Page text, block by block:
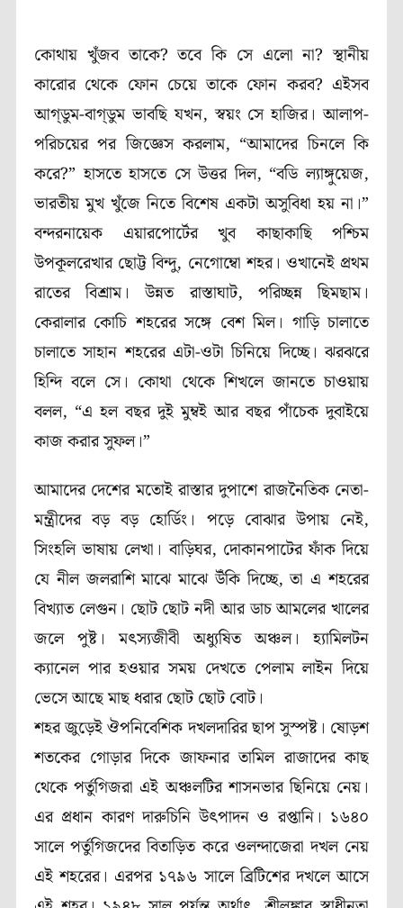
কোথায় খুঁজব তাকে? তবে কি সে এলো না? স্থানীয়
কারোর থেকে ফোন চেয়ে তাকে ফোন করব? এইসব
আগ্‌ডুম-বাগ্‌ডুম ভাবছি যখন, স্বয়ং সে হাজির। আলাপ-
পরিচয়ের পর জিজ্ঞেস করলাম, “আমাদের চিনলে কি
করে?” হাসতে হাসতে সে উত্তর দিল, “বডি ল্যাঙ্গুয়েজ,
ভারতীয় মুখ খুঁজে নিতে বিশেষ একটা অসুবিধা হয় না।”
বন্দরনায়েক এয়ারপোর্টের খুব কাছাকাছি পশ্চিম
উপকূলরেখার ছোট্ট বিন্দু, নেগোম্বো শহর। ওখানেই প্রথম
রাতের বিশ্রাম। উন্নত রাস্তাঘাট, পরিচ্ছন্ন ছিমছাম।
কেরালার কোচি শহরের সঙ্গে বেশ মিল। গাড়ি চালাতে
চালাতে সাহান শহরের এটা-ওটা চিনিয়ে দিচ্ছে। ঝরঝরে
হিন্দি বলে সে। কোথা থেকে শিখলে জানতে চাওয়ায়
বলল, “এ হল বছর দুই মুম্বই আর বছর পাঁচেক দুবাইয়ে
কাজ করার সুফল।”
আমাদের দেশের মতোই রাস্তার দুপাশে রাজনৈতিক নেতা-
মন্ত্রীদের বড় বড় হোর্ডিং। পড়ে বোঝার উপায় নেই,
সিংহলি ভাষায় লেখা। বাড়িঘর, দোকানপাটের ফাঁক দিয়ে
যে নীল জলরাশি মাঝে মাঝে উঁকি দিচ্ছে, তা এ শহরের
বিখ্যাত লেগুন। ছোট ছোট নদী আর ডাচ আমলের খালের
জলে পুষ্ট। মৎস্যজীবী অধ্যুষিত অঞ্চল। হ্যামিলটন
ক্যানেল পার হওয়ার সময় দেখতে পেলাম লাইন দিয়ে
ভেসে আছে মাছ ধরার ছোট ছোট বোট।
শহর জুড়েই ঔপনিবেশিক দখলদারির ছাপ সুস্পষ্ট। ষোড়শ
শতকের গোড়ার দিকে জাফনার তামিল রাজাদের কাছ
থেকে পর্তুগিজরা এই অঞ্চলটির শাসনভার ছিনিয়ে নেয়।
এর প্রধান কারণ দারুচিনি উৎপাদন ও রপ্তানি। ১৬৪০
সালে পর্তুগিজদের বিতাড়িত করে ওলন্দাজেরা দখল নেয়
এই শহরের। এরপর ১৭৯৬ সালে ব্রিটিশের দখলে আসে